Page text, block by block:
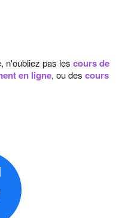
n'oubliez pas les cours de
en ligne, ou des cours